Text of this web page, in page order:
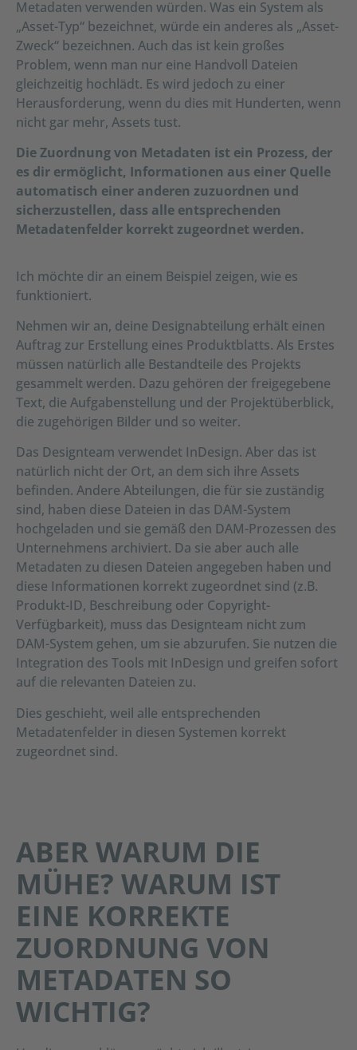
Metadaten verwenden würden. Was ein System als
„Asset-Typ“ bezeichnet, würde ein anderes als „Asset-
Zweck“ bezeichnen. Auch das ist kein großes
Problem, wenn man nur eine Handvoll Dateien
gleichzeitig hochlädt. Es wird jedoch zu einer
Herausforderung, wenn du dies mit Hunderten, wenn
nicht gar mehr, Assets tust.
Die Zuordnung von Metadaten ist ein Prozess, der
es dir ermöglicht, Informationen aus einer Quelle
automatisch einer anderen zuzuordnen und
sicherzustellen, dass alle entsprechenden
Metadatenfelder korrekt zugeordnet werden.
Ich möchte dir an einem Beispiel zeigen, wie es
funktioniert.
Nehmen wir an, deine Designabteilung erhält einen
Auftrag zur Erstellung eines Produktblatts. Als Erstes
müssen natürlich alle Bestandteile des Projekts
gesammelt werden. Dazu gehören der freigegebene
Text, die Aufgabenstellung und der Projektüberblick,
die zugehörigen Bilder und so weiter.
Das Designteam verwendet InDesign. Aber das ist
natürlich nicht der Ort, an dem sich ihre Assets
befinden. Andere Abteilungen, die für sie zuständig
sind, haben diese Dateien in das DAM-System
hochgeladen und sie gemäß den DAM-Prozessen des
Unternehmens archiviert. Da sie aber auch alle
Metadaten zu diesen Dateien angegeben haben und
diese Informationen korrekt zugeordnet sind (z.B.
Produkt-ID, Beschreibung oder Copyright-
Verfügbarkeit), muss das Designteam nicht zum
DAM-System gehen, um sie abzurufen. Sie nutzen die
Integration des Tools mit InDesign und greifen sofort
auf die relevanten Dateien zu.
Dies geschieht, weil alle entsprechenden
Metadatenfelder in diesen Systemen korrekt
zugeordnet sind.
ABER WARUM DIE
MÜHE? WARUM IST
EINE KORREKTE
ZUORDNUNG VON
METADATEN SO
WICHTIG?